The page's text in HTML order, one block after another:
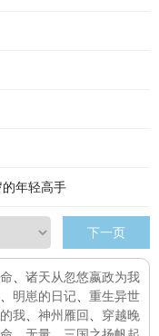
年轻高手
下一页
诸天从忽悠嬴政为我
明崽的日记
重生异世
我 神州雁回
穿越晚